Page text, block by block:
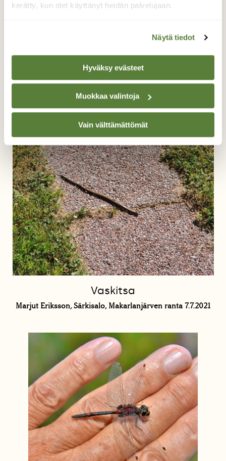
kerätty, kun olet käyttänyt heidän palvelujaan.
Näytä tiedot
Hyväksy evästeet
Muokkaa valintoja
Vain välttämättömät
Vaskitsa
Marjut Eriksson, Särkisalo, Makarlanjärven ranta 7.7.2021
Vaskitsa
Marjut Eriksson, Särkisalo, Makarlanjärven ranta 7.7.2021